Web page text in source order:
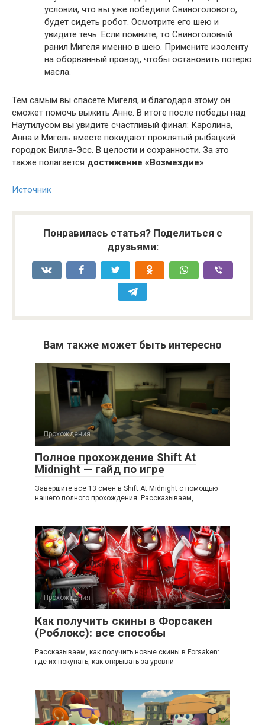
условии, что вы уже победили Свиноголового,
будет сидеть робот. Осмотрите его шею и
увидите течь. Если помните, то Свиноголовый
ранил Мигеля именно в шею. Примените изоленту
на оборванный провод, чтобы остановить потерю
масла.
Тем самым вы спасете Мигеля, и благодаря этому он
сможет помочь выжить Анне. В итоге после победы над
Наутилусом вы увидите счастливый финал: Каролина,
Анна и Мигель вместе покидают проклятый рыбацкий
городок Вилла-Эсс. В целости и сохранности. За это
также полагается достижение «Возмездие».
Источник
Понравилась статья? Поделиться с
друзьями:
Вам также может быть интересно
Прохождения
Полное прохождение Shift At
Midnight — гайд по игре
Завершите все 13 смен в Shift At Midnight с помощью
нашего полного прохождения. Рассказываем,
Прохождения
Как получить скины в Форсакен
(Роблокс): все способы
Рассказываем, как получить новые скины в Forsaken:
где их покупать, как открывать за уровни